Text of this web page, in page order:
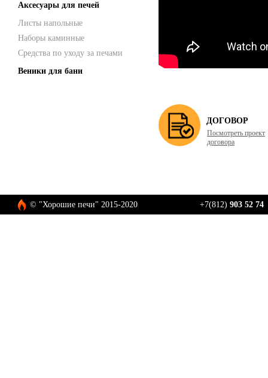
ДОГОВОР
Посмотреть проект
договора
Аксесуары для печей
Листы напольные
Наборы каминные
Средства по уходу за печами
Веники для бани
© "Хорошие печи" 2015-2020 +7(812) 903 52 74